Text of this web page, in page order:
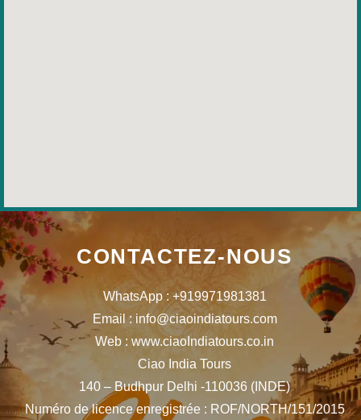
CONTACTEZ-NOUS
WhatsApp : +919971981381
Email : info@ciaoindiatours.com
Web : www.ciaoIndiatours.co.in
Ciao India Tours
140 – Budhpur Delhi -110036 (INDE)
Numéro de licence enregistrée : ROF/NORTH/151/2015